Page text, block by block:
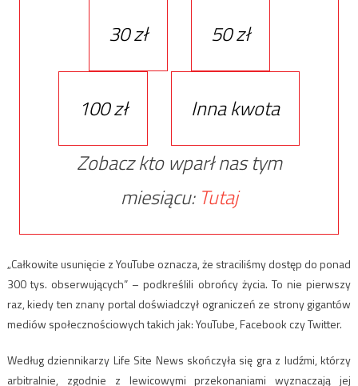
30 zł 50 zł
100 zł
Inna kwota
Zobacz kto wparł nas tym
miesiącu: Tutaj
„Całkowite usunięcie z YouTube oznacza, że straciliśmy dostęp do ponad
300 tys. obserwujących” – podkreślili obrońcy życia. To nie pierwszy
raz, kiedy ten znany portal doświadczył ograniczeń ze strony gigantów
mediów społecznościowych takich jak: YouTube, Facebook czy Twitter.
Według dziennikarzy Life Site News skończyła się gra z ludźmi, którzy
arbitralnie, zgodnie z lewicowymi przekonaniami wyznaczają jej